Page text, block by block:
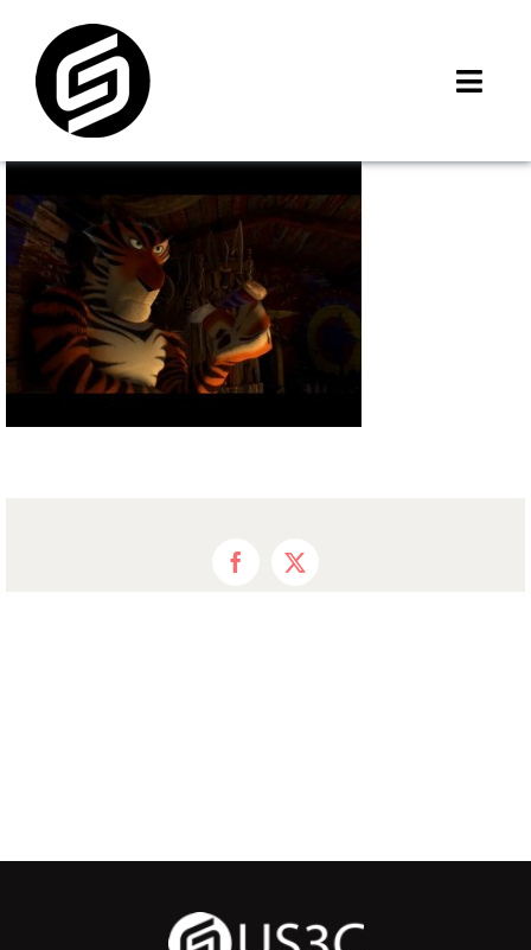
content
門市據點
iMCheck APP
iPhone 回收價
線上商城
3C租賃
Facebook
X